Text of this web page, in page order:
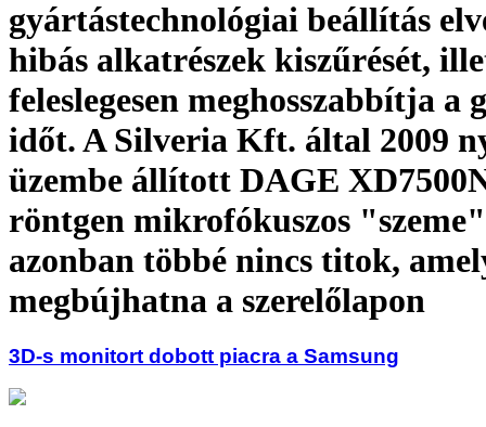
gyártástechnológiai beállítás
hibás alkatrészek kiszűrését,
feleslegesen meghosszabbítja a
időt. A Silveria Kft. által 2009
üzembe állított DAGE
röntgen mikrofókuszos
azonban többé nincs titok,
megbújhatna a szerelőlapon
3D-s monitort dobott piacra a Samsung